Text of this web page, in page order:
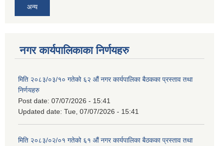
अन्य
नगर कार्यपालिकाका निर्णयहरु
मिति २०८३/०३/१० गतेको ६२ औं नगर कार्यपालिका बैठकका प्रस्ताव तथा
निर्णयहरु
Post date: 07/07/2026 - 15:41
Updated date: Tue, 07/07/2026 - 15:41
मिति २०८३/०२/०१ गतेको ६१ औं नगर कार्यपालिका बैठकका प्रस्ताव तथा